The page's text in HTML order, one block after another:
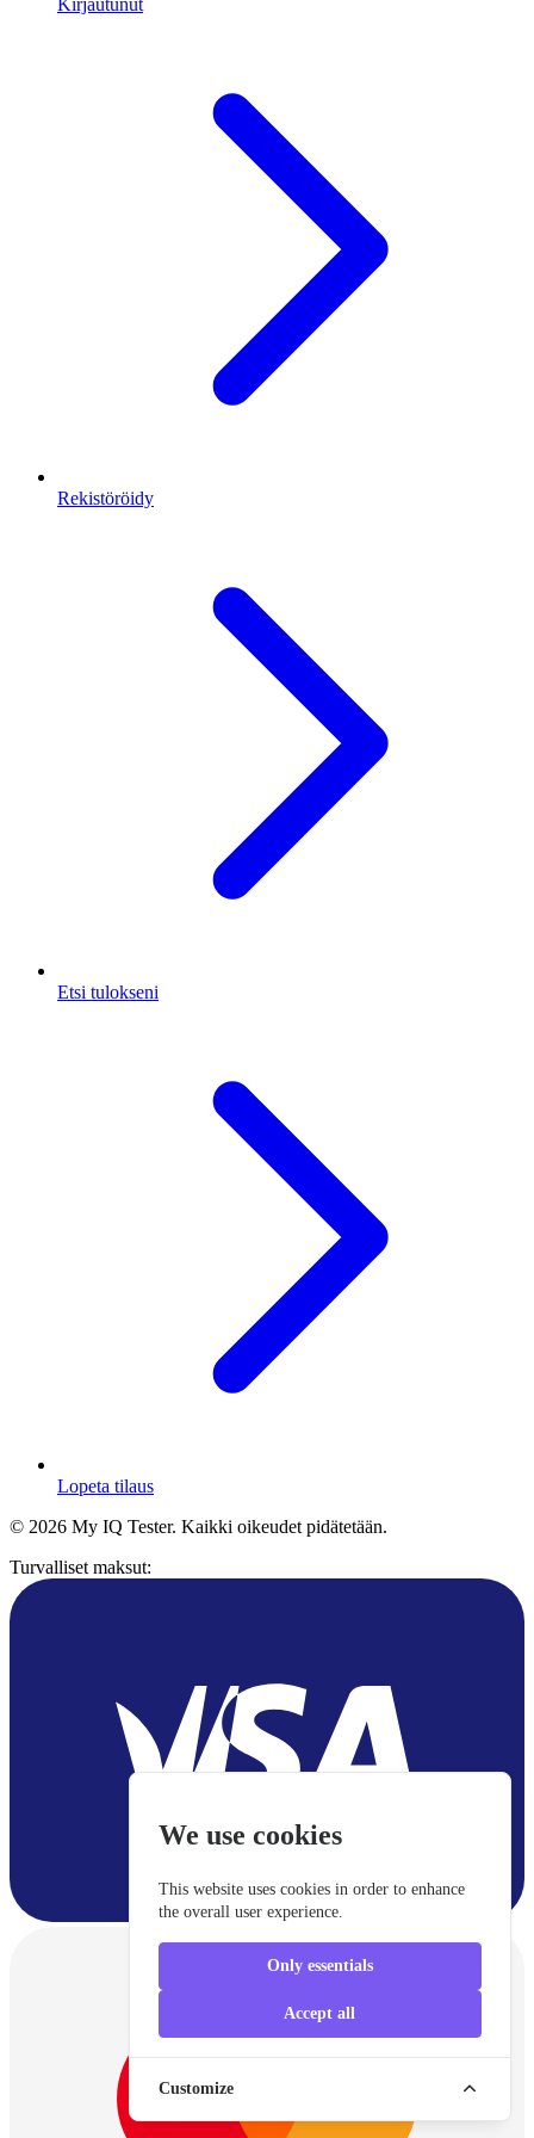
Kirjautunut
Rekistöröidy
Etsi tulokseni
Lopeta tilaus
© 2026 My IQ Tester. Kaikki oikeudet pidätetään.
Turvalliset maksut:
We use cookies
This website uses cookies in order to enhance
the overall user experience.
Only essentials
Accept all
Customize